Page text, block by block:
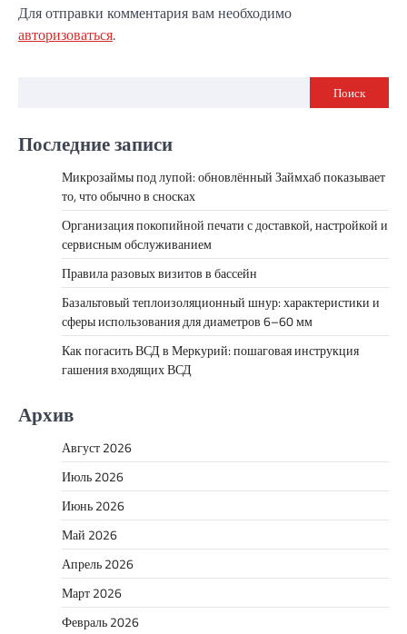
Для отправки комментария вам необходимо
авторизоваться.
Поиск
Последние записи
Микрозаймы под лупой: обновлённый Займхаб показывает
то, что обычно в сносках
Организация покопийной печати с доставкой, настройкой и
сервисным обслуживанием
Правила разовых визитов в бассейн
Базальтовый теплоизоляционный шнур: характеристики и
сферы использования для диаметров 6–60 мм
Как погасить ВСД в Меркурий: пошаговая инструкция
гашения входящих ВСД
Архив
Август 2026
Июль 2026
Июнь 2026
Май 2026
Апрель 2026
Март 2026
Февраль 2026